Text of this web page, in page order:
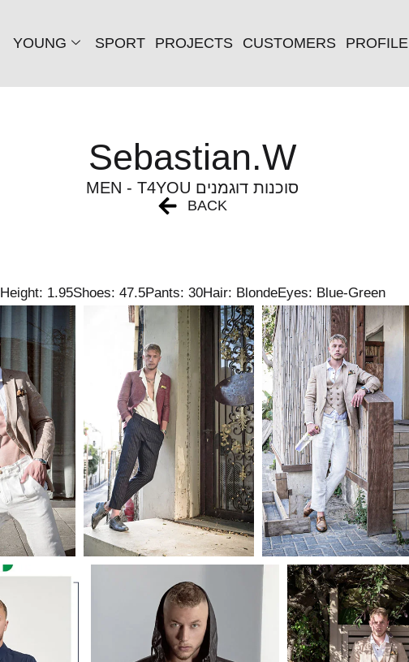
YOUNG SPORT PROJECTS CUSTOMERS PROFILE
Sebastian.W
MEN - T4YOU סוכנות דוגמנים
BACK
Height: 1.95Shoes: 47.5Pants: 30Hair: BlondeEyes: Blue-Green